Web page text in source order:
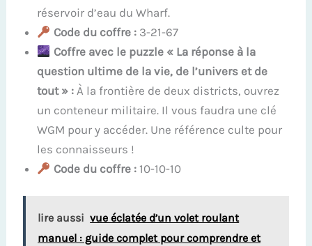
réservoir d’eau du Wharf.
Code du coffre :3-21-67
Coffre avec le puzzle « La réponse à la
question ultime de la vie, de l’univers et de
tout » : À la frontière de deux districts, ouvrez
un conteneur militaire. Il vous faudra une clé
WGM pour y accéder. Une référence culte pour
les connaisseurs !
Code du coffre :10-10-10
lire aussi vue éclatée d’un volet roulant
manuel : guide complet pour comprendre et